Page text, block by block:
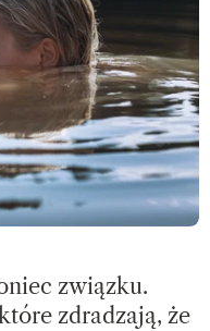
związku.
zdradzają, że